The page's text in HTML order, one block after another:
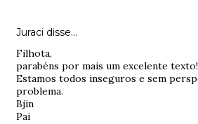
Juraci disse…
Filhota,
parabéns por mais um excelente texto!
Estamos todos inseguros e sem
problema.
Bjin
Pai